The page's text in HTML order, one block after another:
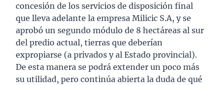
concesión de los servicios de disposición final
que lleva adelante la empresa Milicic S.A, y se
aprobó un segundo módulo de 8 hectáreas al sur
del predio actual, tierras que deberían
expropiarse (a privados y al Estado provincial).
De esta manera se podrá extender un poco más
su utilidad, pero continúa abierta la duda de qué